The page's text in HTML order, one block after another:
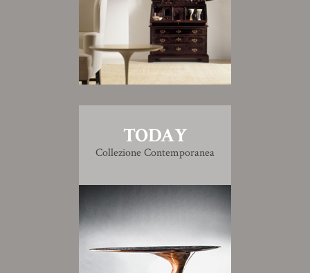
TODAY
Collezione Contemporanea